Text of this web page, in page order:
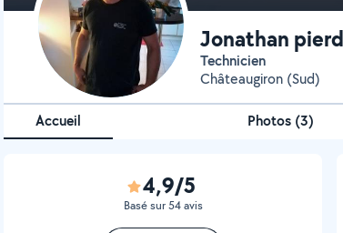
Jonathan
Technicien
Châteaugiron (Sud)
Accueil Photos (3)
4,9/5
Basé sur 54 avis